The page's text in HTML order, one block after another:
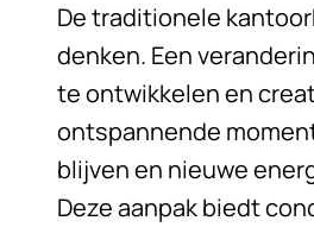
De traditionele
denken. Een
te ontwikkelen en
ontspannende
blijven en nieuwe
Deze aanpak biedt